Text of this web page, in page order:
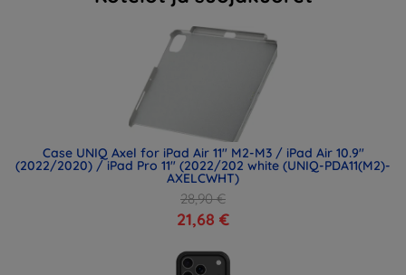
Case UNIQ Axel for iPad Air 11" M2-M3 / iPad Air 10.9"
(2022/2020) / iPad Pro 11" (2022/202 white (UNIQ-PDA11(M2)-
AXELCWHT)
28,90 €
21,68 €